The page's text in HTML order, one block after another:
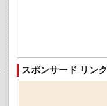
スポンサード リンク